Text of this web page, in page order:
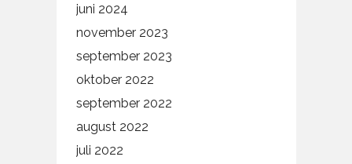
juni 2024
november 2023
september 2023
oktober 2022
september 2022
august 2022
juli 2022